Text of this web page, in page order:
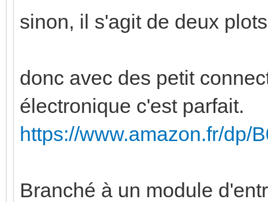
sinon, il s'agit de deux
donc avec des petit
électronique c'est parfait.
https://www.amazon.fr/dp/
Branché à un module